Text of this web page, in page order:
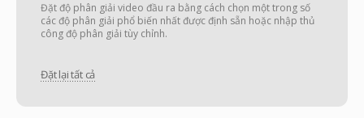
Đặt độ phân giải video đầu ra bằng cách chọn một trong số
các độ phân giải phổ biến nhất được định sẵn hoặc nhập thủ
công độ phân giải tùy chỉnh.
Đặt lại tất cả